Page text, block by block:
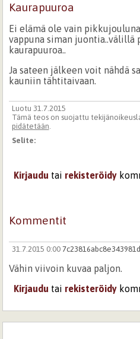
Kaurapuuroa
Ei elämä ole vain
vappuna siman juontia..välillä
kaurapuuroa..
Ja sateen jälkeen voit nähdä
kauniin tähtitaivaan.
Luotu 31.7.2015
Tämä teos on suojattu
pidätetään.
Selite:
Kirjaudu tai rekisteröidy
Kommentit
31.7.2015 0:00
Vähin viivoin kuvaa paljon.
Kirjaudu tai rekisteröidy